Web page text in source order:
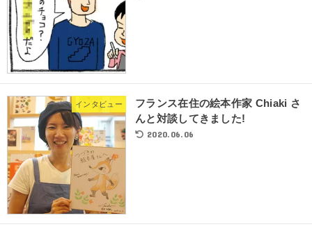
インタビュー
フランス在住の絵本作家 Chiaki さ
んと対談してきました!
2020.06.06